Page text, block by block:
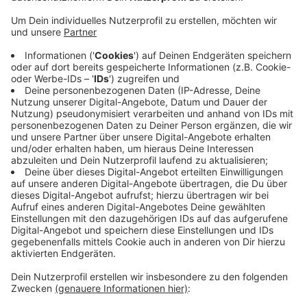
Anzeige
Die Werkself hatte zuletzt das Achtelfinal-Hinspiel in
der Europa League bei den Glasgow Rangers mit 3:1
gewonnen. Das Finale war ursprünglich für Ende Mai
angesetzt und sollte im polnischen Danzig
ausgetragen werden. Bezüglich neuer Spieldaten sei
noch keine Entscheidung getroffen worden, teilte die
UEFA mit. Vergangene Woche hatte die UEFA bereits
die Europameisterschaft um ein Jahr in den Sommer
2021 verlegt.
Anzeige